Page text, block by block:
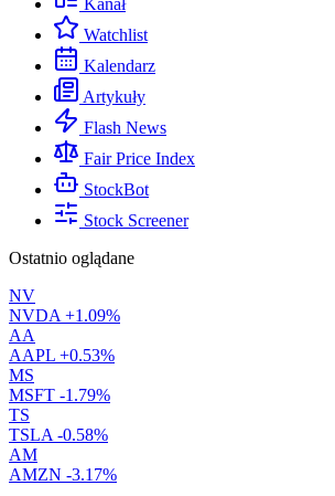
Kanał
Watchlist
Kalendarz
Artykuły
Flash News
Fair Price Index
StockBot
Stock Screener
Ostatnio oglądane
NV
NVDA +1.09%
AA
AAPL +0.53%
MS
MSFT -1.79%
TS
TSLA -0.58%
AM
AMZN -3.17%